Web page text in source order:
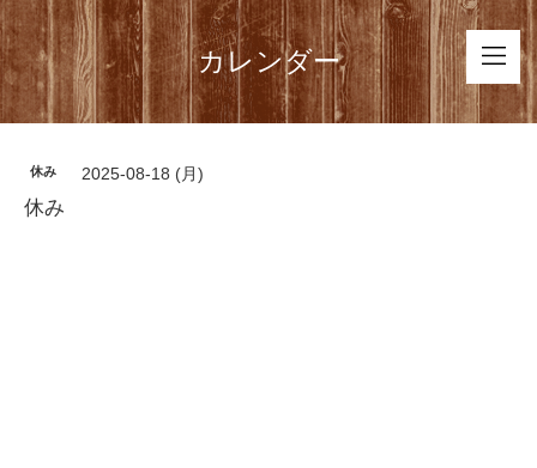
カレンダー
休み 2025-08-18 (月)
休み